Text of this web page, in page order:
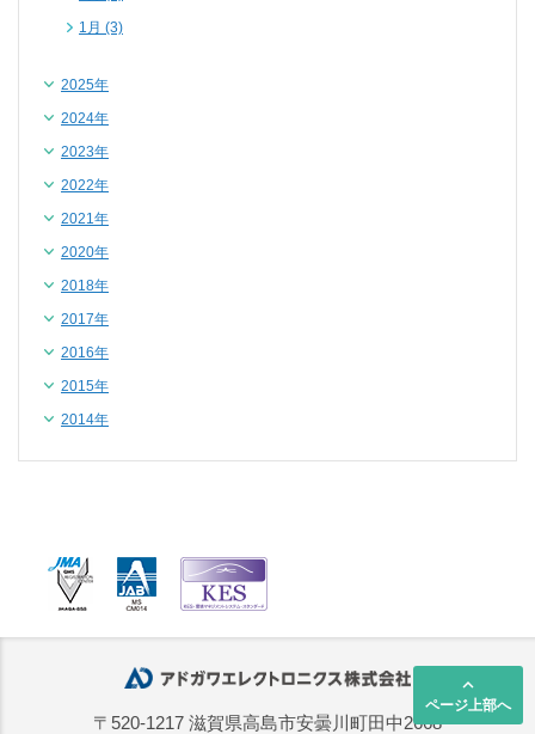
1月 (3)
2025年
2024年
2023年
2022年
2021年
2020年
2018年
2017年
2016年
2015年
2014年
keyboard_arrow_up
ページ上部へ
〒520-1217 滋賀県高島市安曇川町田中2668